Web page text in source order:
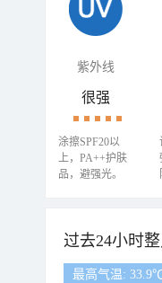
紫外线
很强
涂擦SPF20以
上，PA++护肤
品，避强光。
过去24小时
最高气温: